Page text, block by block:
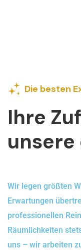
Die besten
Ihre
Wir legen größten
Erwartungen
professionellen
Räumlichkeiten
uns – wir arbeiten